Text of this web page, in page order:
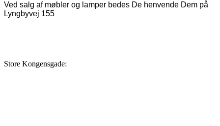
Ved salg af møbler og lamper bedes De henvende Dem på
Lyngbyvej 155
Store Kongensgade: